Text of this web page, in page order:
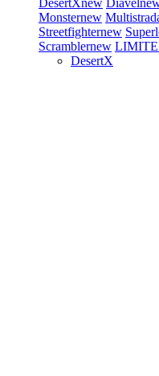
DesertXnew Diavel
Monsternew
Streetfighternew
Scramblernew
DesertX